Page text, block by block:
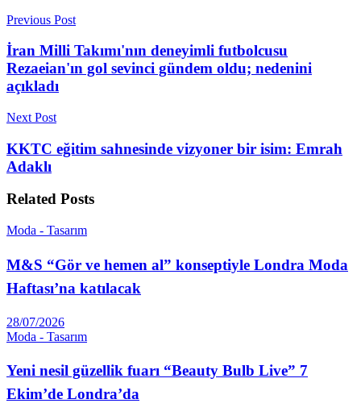
Previous Post
İran Milli Takımı'nın deneyimli futbolcusu
Rezaeian'ın gol sevinci gündem oldu; nedenini
açıkladı
Next Post
KKTC eğitim sahnesinde vizyoner bir isim: Emrah
Adaklı
Related Posts
Moda - Tasarım
M&S “Gör ve hemen al” konseptiyle Londra Moda
Haftası’na katılacak
28/07/2026
Moda - Tasarım
Yeni nesil güzellik fuarı “Beauty Bulb Live” 7
Ekim’de Londra’da